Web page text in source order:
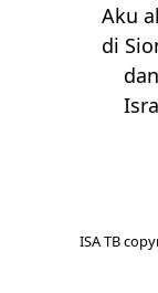
Aku
di
ISA TB